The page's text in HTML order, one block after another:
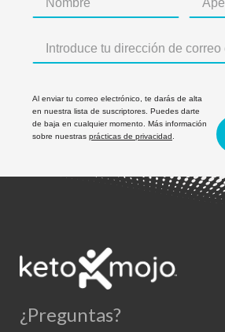
Al enviar tu correo electrónico, te darás de alta
en nuestra lista de suscriptores. Puedes darte
de baja en cualquier momento. Más información
sobre nuestras prácticas de privacidad
¿Preguntas?